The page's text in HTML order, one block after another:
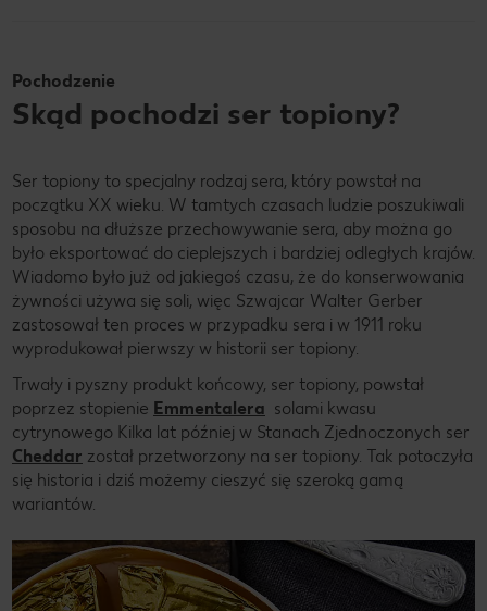
Pochodzenie
Skąd pochodzi ser topiony?
Ser topiony to specjalny rodzaj sera, który powstał na
początku XX wieku. W tamtych czasach ludzie poszukiwali
sposobu na dłuższe przechowywanie sera, aby można go
było eksportować do cieplejszych i bardziej odległych krajów.
Wiadomo było już od jakiegoś czasu, że do konserwowania
żywności używa się soli, więc Szwajcar Walter Gerber
zastosował ten proces w przypadku sera i w 1911 roku
wyprodukował pierwszy w historii ser topiony.
Trwały i pyszny produkt końcowy, ser topiony, powstał
poprzez stopienie Emmentalera solami kwasu
cytrynowego Kilka lat później w Stanach Zjednoczonych ser
Cheddar został przetworzony na ser topiony. Tak potoczyła
się historia i dziś możemy cieszyć się szeroką gamą
wariantów.